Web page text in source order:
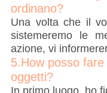
ordinano?
Una volta che il
sistemeremo le
azione, vi
5.How posso
oggetti?